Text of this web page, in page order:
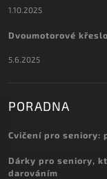
1.10.2025
Dvoumotorové
5.6.2025
PORADNA
Cvičení pro seniory:
Dárky pro seniory,
darováním